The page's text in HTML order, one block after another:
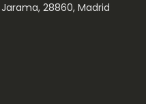
28860, Madrid